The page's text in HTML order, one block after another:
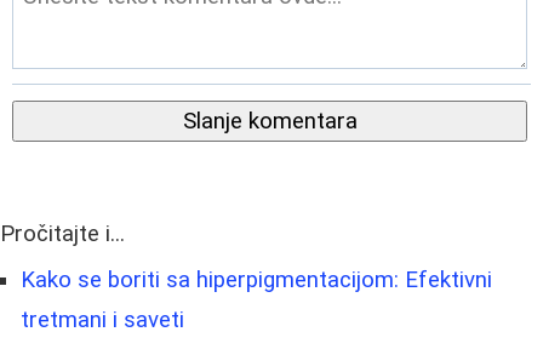
Slanje komentara
Pročitajte i...
Kako se boriti sa hiperpigmentacijom: Efektivni
tretmani i saveti